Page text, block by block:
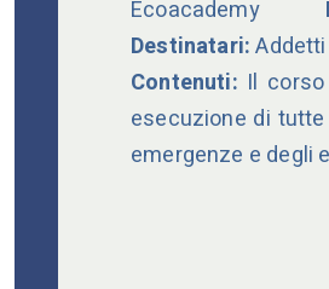
Ecoacademy
Destinatari:
Contenuti: Il
esecuzione di
emergenze e degli